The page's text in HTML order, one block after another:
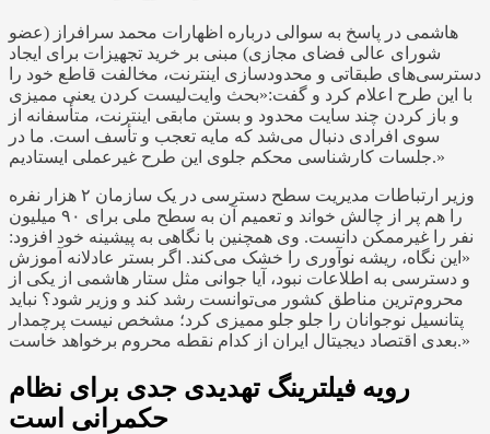
هاشمی در پاسخ به سوالی درباره اظهارات محمد سرافراز (عضو
شورای عالی فضای مجازی) مبنی بر خرید تجهیزات برای ایجاد
دسترسی‌های طبقاتی و محدودسازی اینترنت، مخالفت قاطع خود را
با این طرح اعلام کرد و گفت:«بحث وایت‌لیست کردن یعنی ممیزی
و باز کردن چند سایت محدود و بستن مابقی اینترنت، متأسفانه از
سوی افرادی دنبال می‌شد که مایه تعجب و تأسف است. ما در
جلسات کارشناسی محکم جلوی این طرح غیرعملی ایستادیم.»
وزیر ارتباطات مدیریت سطح دسترسی در یک سازمان ۲ هزار نفره
را هم پر از چالش خواند و تعمیم آن به سطح ملی برای ۹۰ میلیون
نفر را غیرممکن دانست. وی همچنین با نگاهی به پیشینه خود افزود:
«این نگاه، ریشه نوآوری را خشک می‌کند. اگر بستر عادلانه آموزش
و دسترسی به اطلاعات نبود، آیا جوانی مثل ستار هاشمی از یکی از
محروم‌ترین مناطق کشور می‌توانست رشد کند و وزیر شود؟ نباید
پتانسیل نوجوانان را جلو جلو ممیزی کرد؛ مشخص نیست پرچمدار
بعدی اقتصاد دیجیتال ایران از کدام نقطه محروم برخواهد خاست.»
رویه فیلترینگ تهدیدی جدی برای نظام
حکمرانی است